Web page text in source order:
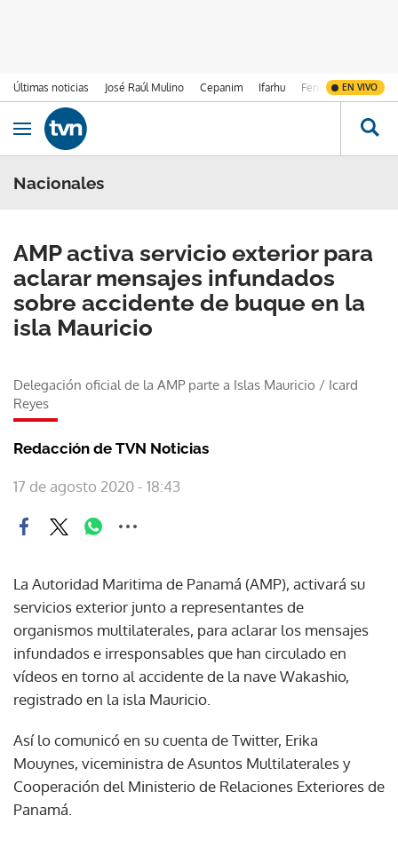
Últimas noticias José Raúl Mulino Cepanim Ifarhu Fenómeno de El
EN VIVO
Ir al contenido
Obrir navegació
Nacionales
AMP activa servicio exterior para
aclarar mensajes infundados
sobre accidente de buque en la
isla Mauricio
Delegación oficial de la AMP parte a Islas Mauricio / Icard
Reyes
Redacción de TVN Noticias
17 de agosto 2020 - 18:43
La Autoridad Maritima de Panamá (AMP), activará su
servicios exterior junto a representantes de
organismos multilaterales, para aclarar los mensajes
infundados e irresponsables que han circulado en
vídeos en torno al accidente de la nave Wakashio,
registrado en la isla Mauricio.
Así lo comunicó en su cuenta de Twitter, Erika
Mouynes, viceministra de Asuntos Multilaterales y
Cooperación del Ministerio de Relaciones Exteriores de
Panamá.